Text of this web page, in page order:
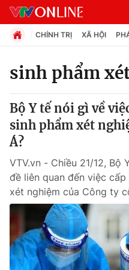
Chuyên mục
Chính trị
Pháp luật
Y tế
Thế giới
CHÍNH TRỊ XÃ HỘI
sinh phẩm
Bộ Y tế nói gì về
sinh phẩm xét
Á?
VTV.vn - Chiều 21/12,
đề liên quan đến việc
xét nghiệm của Công ty